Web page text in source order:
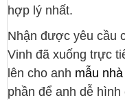
hợp lý nhất.
Nhận được yêu cầu
Vinh đã xuống trực
lên cho anh mẫu
phần để anh dễ